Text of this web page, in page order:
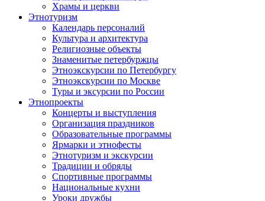
Храмы и церкви
Этнотуризм
Календарь персоналий
Культура и архитектура
Религиозные объекты
Знаменитые петербуржцы
Этноэкскурсии по Петербургу
Этноэкскурсии по Москве
Туры и эксурсии по России
Этнопроекты
Концерты и выступления
Организация праздников
Образовательные программы
Ярмарки и этнофесты
Этнотуризм и экскурсии
Традиции и обряды
Спортивные программы
Национальные кухни
Уроки дружбы